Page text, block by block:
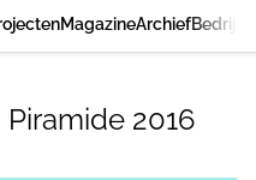
MagazineArchief
2016